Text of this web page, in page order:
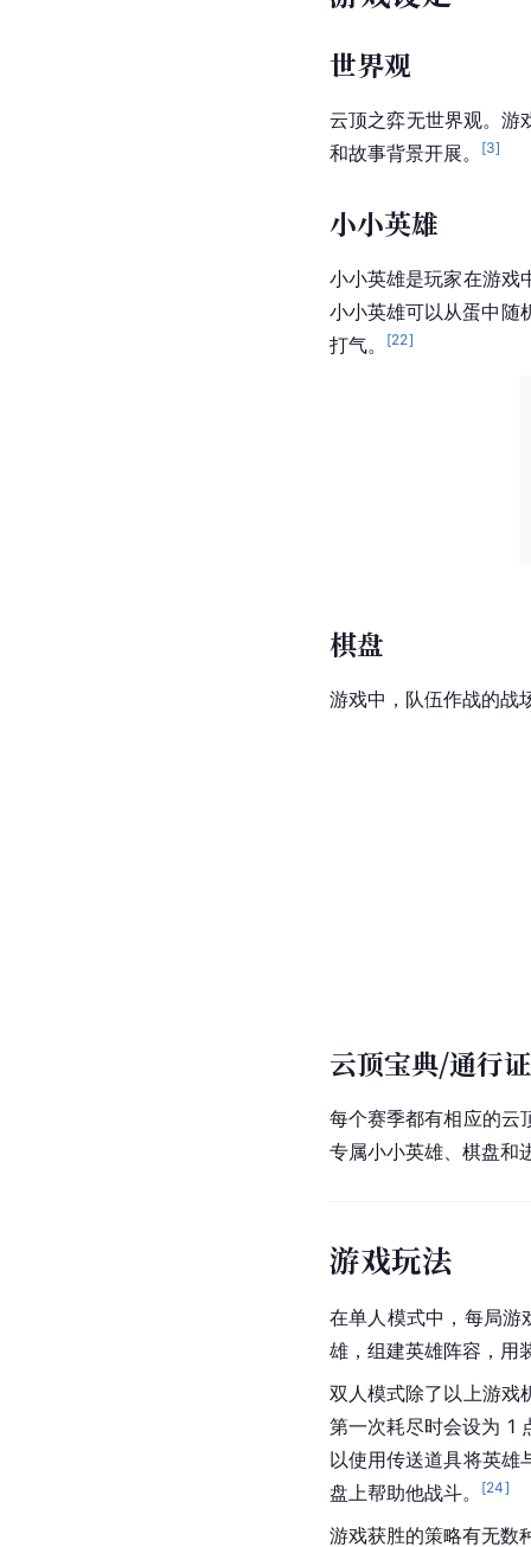
世界观
云顶之弈无世界观。游
和故事背景开展。
[3]
小小英雄
小小英雄是玩家在游戏
小小英雄可以从蛋中随
打气。
[22]
棋盘
游戏中，队伍作战的战
云顶宝典/通行证
每个赛季都有相应的云
专属小小英雄 、棋盘
游戏玩法
在单人模式中，每局游
雄，组建英雄阵容，用
双人模式除了以上游戏
第一次耗尽时会设为 1
以使用传送道具将英雄
盘上帮助他战斗。
[24]
游戏获胜的策略有无数